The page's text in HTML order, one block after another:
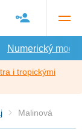
Numerický model
i tropickými
Malinová